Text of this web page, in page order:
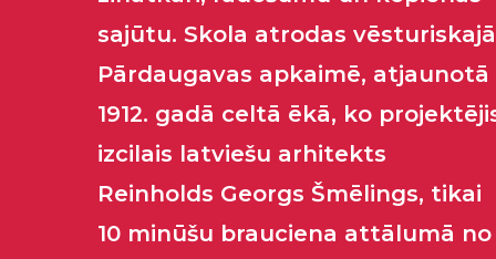
sajūtu. Skola atrodas vēsturiskajā
Pārdaugavas apkaimē, atjaunotā
1912. gadā celtā ēkā, ko
izcilais latviešu arhitekts
Reinholds Georgs Šmēlings, tikai
10 minūšu brauciena attālumā no